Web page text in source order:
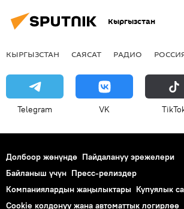
Кыргызстан
КЫРГЫЗСТАН САЯСАТ РАДИО
Telegram VK
Долбоор жөнүндө Пайдалануу эрежелери
Байланыш үчүн Пресс-релиздер
Компаниялардын жаңылыктары Купуялык
Cookie колдонуу жана автоматтык логирлөө